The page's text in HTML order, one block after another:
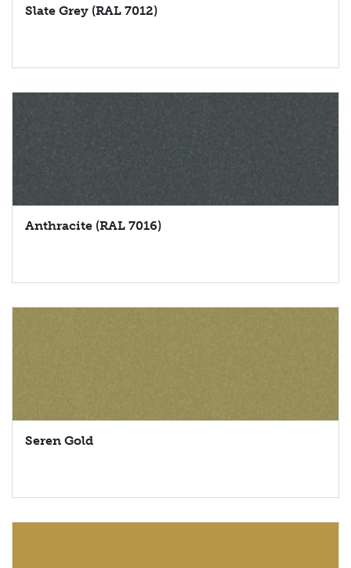
Slate Grey (RAL 7012)
Anthracite (RAL 7016)
Seren Gold